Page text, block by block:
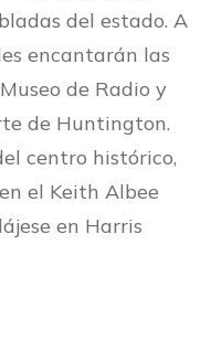
del estado. A
encantarán las
de Radio y
de Huntington.
centro histórico,
el Keith Albee
en Harris